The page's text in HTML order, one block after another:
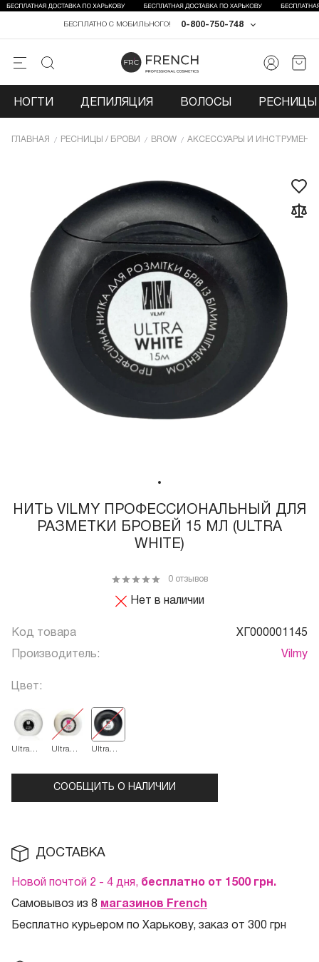
0-800-750-748
БЕСПЛАТНО С МОБИЛЬНОГО!
НОГТИ ДЕПИЛЯЦИЯ ВОЛОСЫ РЕСНИЦЫ
ГЛАВНАЯ РЕСНИЦЫ / БРОВИ BROW АКСЕССУАРЫ И
НИТЬ VILMY ПРОФЕССИОНАЛЬНЫЙ ДЛЯ
РАЗМЕТКИ БРОВЕЙ 15 МЛ (ULTRA
WHITE)
Нет в наличии
0 отзывов
Код товара ХГ000001145
Производитель: Vilmy
Цвет:
Ultra
Ultra
Ultra
СООБЩИТЬ О НАЛИЧИИ
ДОСТАВКА
Новой почтой 2 - 4 дня, бесплатно от 1500 грн.
Самовывоз из 8 магазинов French
Бесплатно курьером по Харькову, заказ от 300 грн